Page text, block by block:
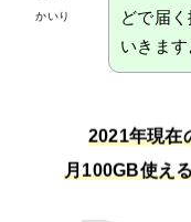
かいり
どで届
いきます
2021年現在
月100GB使え